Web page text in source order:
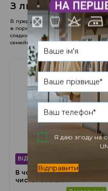
З любов'ю до
В преддверии Международного
в порядок подаренные в прошлом
сладкими презентами всех
семейного типа.
ВІДЕО
В чому секрет ідеально
чистої білизни?
Я даю згоду на
Відправити